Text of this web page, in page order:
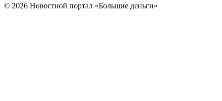
© 2026 Новостной портал «Большие деньги»